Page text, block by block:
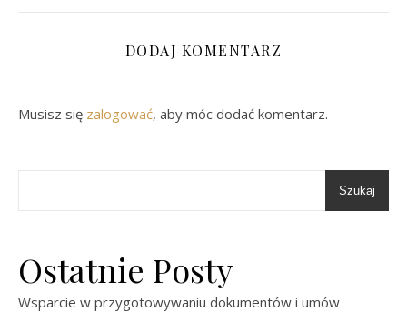
DODAJ KOMENTARZ
Musisz się zalogować, aby móc dodać komentarz.
Szukaj
Ostatnie Posty
Wsparcie w przygotowywaniu dokumentów i umów